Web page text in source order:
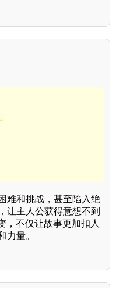
难和挑战，甚至陷入绝
让主人公获得意想不到
，不仅让故事更加扣人
力量。